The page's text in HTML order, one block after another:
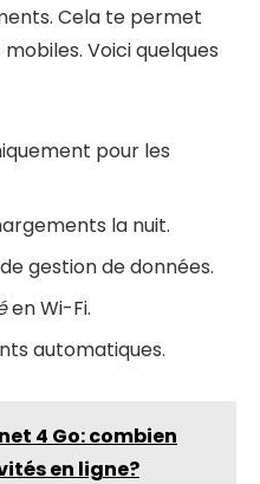
Cela te permet
Voici quelques
pour les
la nuit.
gestion de données.
en Wi-Fi.
automatiques.
4 Go: combien
en ligne?